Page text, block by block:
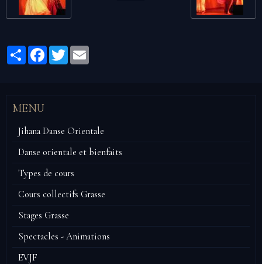
PartagerFacebook
Twitter
MENU
Jihana Danse Orientale
Danse orientale et bienfaits
Types de cours
Cours collectifs Grasse
Stages Grasse
Spectacles - Animations
EVJF